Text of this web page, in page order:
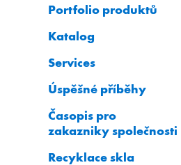
Portfolio produktů
Katalog
Services
Úspěšné příběhy
Časopis pro
zakazniky společnosti
Recyklace skla